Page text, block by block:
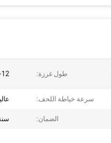
طول غرزة: 2-12
سرعة خياطة اللحف:
الضمان: